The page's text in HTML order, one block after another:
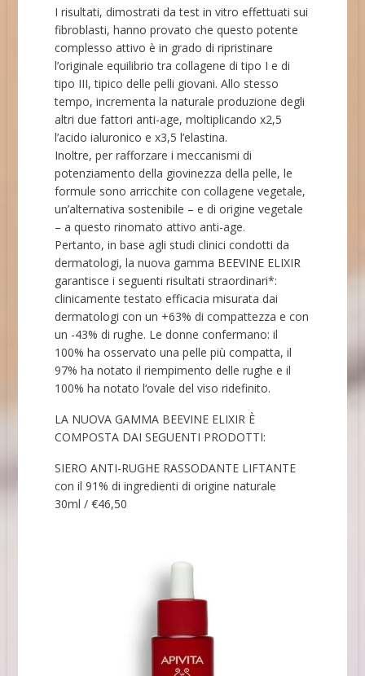
I risultati, dimostrati da test in vitro effettuati sui
fibroblasti, hanno provato che questo potente
complesso attivo è in grado di ripristinare
l’originale equilibrio tra collagene di tipo I e di
tipo III, tipico delle pelli giovani. Allo stesso
tempo, incrementa la naturale produzione degli
altri due fattori anti-age, moltiplicando x2,5
l’acido ialuronico e x3,5 l’elastina.
Inoltre, per rafforzare i meccanismi di
potenziamento della giovinezza della pelle, le
formule sono arricchite con collagene vegetale,
un’alternativa sostenibile – e di origine vegetale
– a questo rinomato attivo anti-age.
Pertanto, in base agli studi clinici condotti da
dermatologi, la nuova gamma BEEVINE ELIXIR
garantisce i seguenti risultati straordinari*:
clinicamente testato efficacia misurata dai
dermatologi con un +63% di compattezza e con
un -43% di rughe. Le donne confermano: il
100% ha osservato una pelle più compatta, il
97% ha notato il riempimento delle rughe e il
100% ha notato l‘ovale del viso ridefinito.
LA NUOVA GAMMA BEEVINE ELIXIR È
COMPOSTA DAI SEGUENTI PRODOTTI:
SIERO ANTI-RUGHE RASSODANTE LIFTANTE
con il 91% di ingredienti di origine naturale
30ml / €46,50